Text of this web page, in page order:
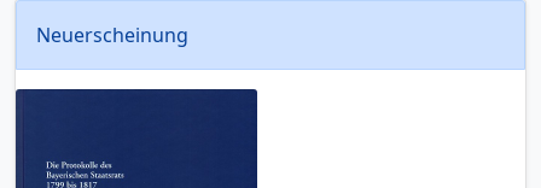
Neuerscheinung